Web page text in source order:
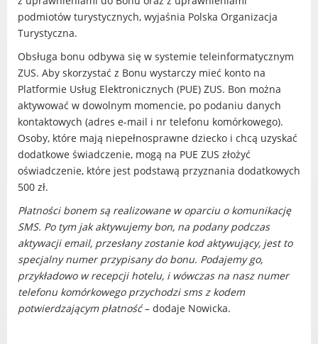
RADA MIASTA LUBOŃ
Portal Mieszkańca. Aktualne informacje
Radni Rady Miasta Luboń
Sesja Rady Miasta
Harmonogram dyżurów radnych
Komisje Rady Miasta Luboń
Uchwały Rady Miasta Luboń
Młodzieżowa Rada Miasta Luboń
Rada Gospodarcza
podmiotów turystycznych, wyjaśnia Polska Organizacja
Turystyczna.
Obsługa bonu odbywa się w systemie teleinformatycznym
ZUS. Aby skorzystać z Bonu wystarczy mieć konto na
Platformie Usług Elektronicznych (PUE) ZUS. Bon można
aktywować w dowolnym momencie, po podaniu danych
kontaktowych (adres e-mail i nr telefonu komórkowego).
Osoby, które mają niepełnosprawne dziecko i chcą uzyskać
dodatkowe świadczenie, mogą na PUE ZUS złożyć
oświadczenie, które jest podstawą przyznania dodatkowych
500 zł.
Płatności bonem są realizowane w oparciu o komunikację
SMS. Po tym jak aktywujemy bon, na podany podczas
aktywacji email, przesłany zostanie kod aktywujący, jest to
specjalny numer przypisany do bonu. Podajemy go,
przykładowo w recepcji hotelu, i wówczas na nasz numer
telefonu komórkowego przychodzi sms z kodem
potwierdzającym płatność– dodaje Nowicka.